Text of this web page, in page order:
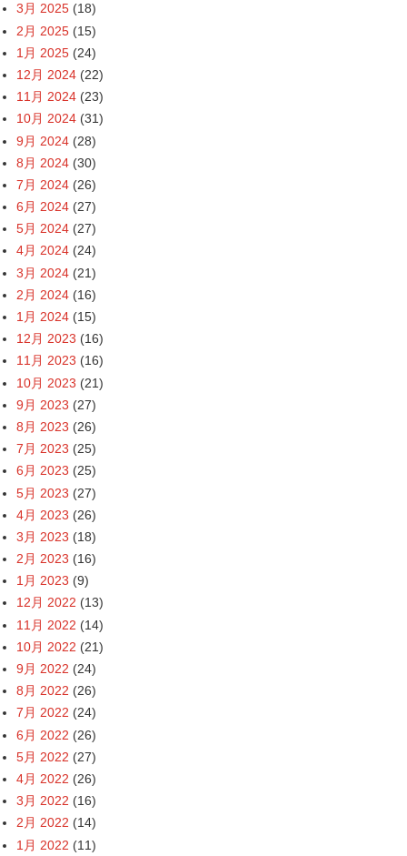
3月 2025 (18)
2月 2025 (15)
1月 2025 (24)
12月 2024 (22)
11月 2024 (23)
10月 2024 (31)
9月 2024 (28)
8月 2024 (30)
7月 2024 (26)
6月 2024 (27)
5月 2024 (27)
4月 2024 (24)
3月 2024 (21)
2月 2024 (16)
1月 2024 (15)
12月 2023 (16)
11月 2023 (16)
10月 2023 (21)
9月 2023 (27)
8月 2023 (26)
7月 2023 (25)
6月 2023 (25)
5月 2023 (27)
4月 2023 (26)
3月 2023 (18)
2月 2023 (16)
1月 2023 (9)
12月 2022 (13)
11月 2022 (14)
10月 2022 (21)
9月 2022 (24)
8月 2022 (26)
7月 2022 (24)
6月 2022 (26)
5月 2022 (27)
4月 2022 (26)
3月 2022 (16)
2月 2022 (14)
1月 2022 (11)